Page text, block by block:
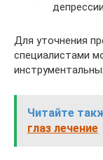
Для уточнения
специалистами
Читайте
глаз лечение